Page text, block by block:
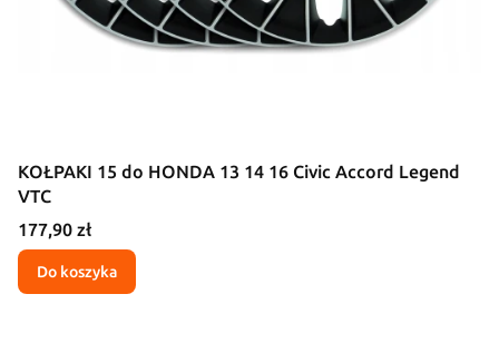
KOŁPAKI 15 do HONDA 13 14 16 Civic Accord Legend
VTC
Cena
177,90 zł
Do koszyka